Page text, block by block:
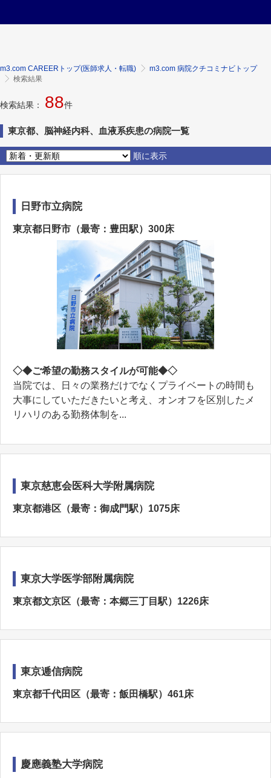
m3.com CAREERトップ(医師求人・転職)
m3.com 病院クチコミナビトップ
検索結果
検索結果： 88件
東京都、脳神経内科、血液系疾患の病院一覧
順に表示
日野市立病院
東京都日野市（最寄：豊田駅）300床
◇◆ご希望の勤務スタイルが可能◆◇
当院では、日々の業務だけでなくプライベートの時間も
⼤事にしていただきたいと考え、オンオフを区別したメ
リハリのある勤務体制を...
東京慈恵会医科大学附属病院
東京都港区（最寄：御成門駅）1075床
東京大学医学部附属病院
東京都文京区（最寄：本郷三丁目駅）1226床
東京逓信病院
東京都千代田区（最寄：飯田橋駅）461床
慶應義塾大学病院